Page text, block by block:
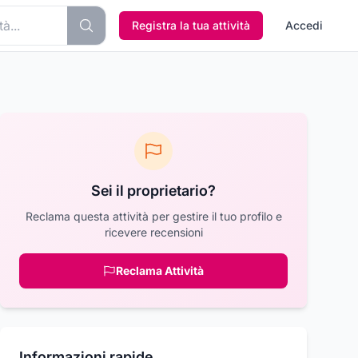
Registra la tua attività Accedi
Sei il proprietario?
Reclama questa attività per gestire il tuo profilo e
ricevere recensioni
Reclama Attività